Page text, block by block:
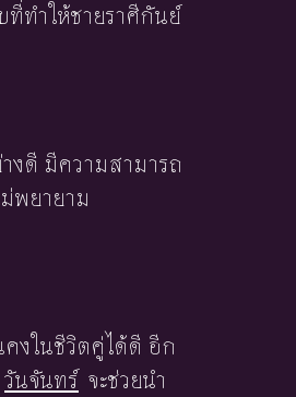
ทำให้ชายราศีกันย์
งดี มีความสามารถ
พยายาม
คงในชีวิตคู่ได้ดี อีก
วันจันทร์ จะช่วยนำ